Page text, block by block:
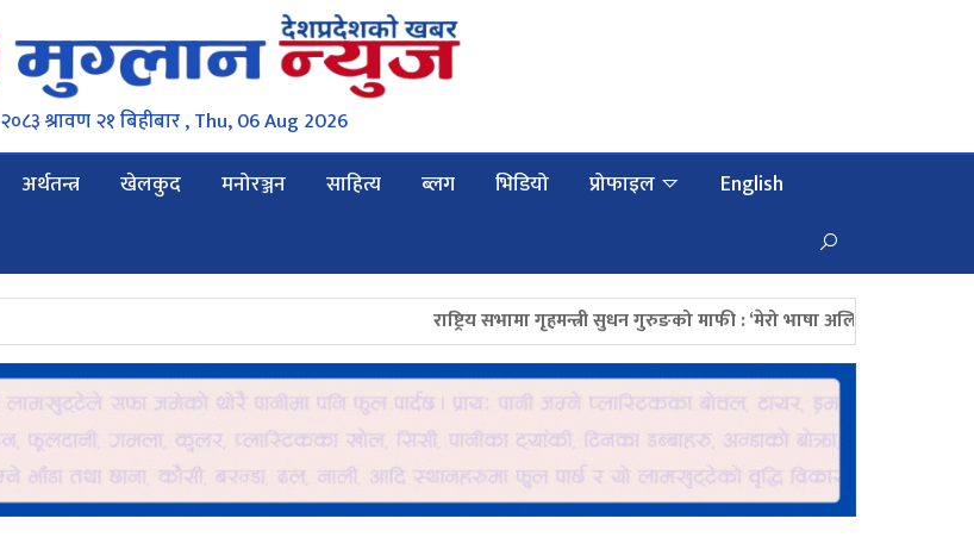
२०८३ श्रावण २१ बिहीबार , Thu, 06 Aug 2026
अर्थतन्त्र खेलकुद मनोरञ्जन साहित्य ब्लग भिडियो प्रोफाइल English
राष्ट्रिय सभामा गृहमन्त्री सुधन गुरुङको माफी : ‘मेरो भाषा अलि ठाडो भयो, क्षमाप्रार्थी छु’